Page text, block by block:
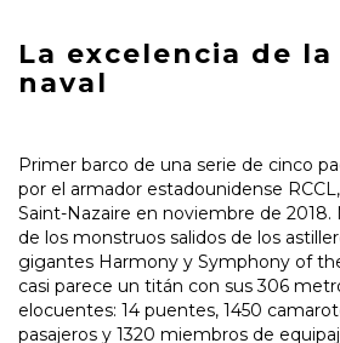
La excelencia de
naval
Primer barco de una serie de cinco
por el armador estadounidense
Saint-Nazaire en noviembre de 2018.
de los monstruos salidos de los
gigantes Harmony y Symphony of
casi parece un titán con sus 306
elocuentes: 14 puentes, 1450
pasajeros y 1320 miembros de